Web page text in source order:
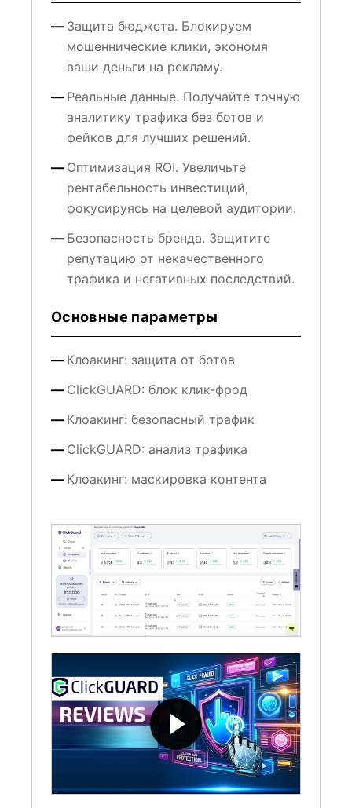
Защита бюджета. Блокируем
мошеннические клики, экономя
ваши деньги на рекламу.
Реальные данные. Получайте точную
аналитику трафика без ботов и
фейков для лучших решений.
Оптимизация ROI. Увеличьте
рентабельность инвестиций,
фокусируясь на целевой аудитории.
Безопасность бренда. Защитите
репутацию от некачественного
трафика и негативных последствий.
Основные параметры
Клоакинг: защита от ботов
ClickGUARD: блок клик-фрод
Клоакинг: безопасный трафик
ClickGUARD: анализ трафика
Клоакинг: маскировка контента